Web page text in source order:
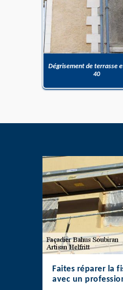
Dégrisement de terrasse
40
Faites réparer la
avec un